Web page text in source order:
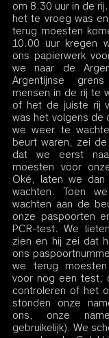
om 8.30 uur in de
het te vroeg was
terug moesten
10.00 uur kregen
ons papierwerk
we naar de
Argentijnse
mensen in de rij te
of het de juiste rij
was het volgens de
we weer te
beurt waren, zei
dat we eerst
moesten voor
Oké, laten we
wachten. Toen
wachten aan de
onze paspoorten
PCR-test. We
zien en hij zei dat
ons
we terug
voor nog een test,
controleren of het
stonden onze
ons, onze
gebruikelijk). We